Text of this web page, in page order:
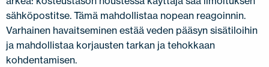
sähköpostitse. Tämä mahdollistaa nopean reagoinnin.
Varhainen havaitseminen estää veden pääsyn sisätiloihin
ja mahdollistaa korjausten tarkan ja tehokkaan
kohdentamisen.